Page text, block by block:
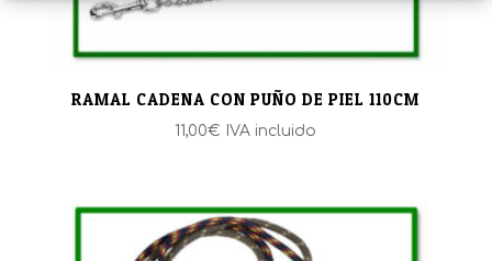
RAMAL CADENA CON PUÑO DE PIEL 110CM
11,00€ IVA incluido